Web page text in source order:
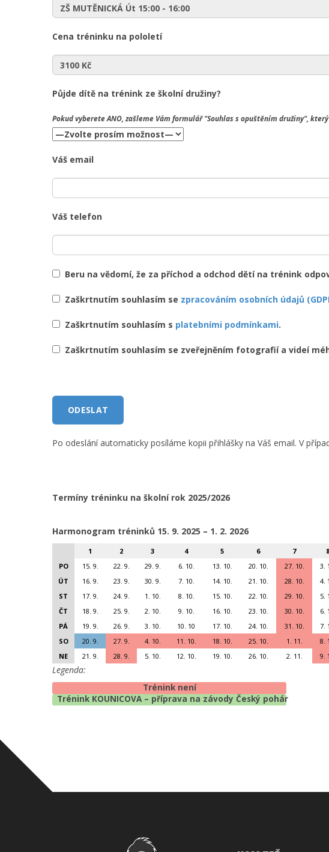
Cena tréninku na pololetí
Půjde dítě na trénink ze školní družiny?
Pokud vybereteANO , zašleme Vám formulář "Souhlas s opuštěním družiny",
Váš email
Váš telefon
Beru na vědomí, že za příchod a odchod dětí na trénink
Zaškrtnutím souhlasím se zpracováním osobních údajů
Zaškrtnutím souhlasím s platebními podmínkami.
Zaškrtnutím souhlasím se zveřejněním fotografií a videí
Po odeslání automaticky posíláme kopii přihlášky na Váš email. V
Termíny tréninku na školní rok 2025/2026
Harmonogram tréninků 15. 9. 2025 – 1. 2. 2026
1 2 3 4 5 6 7 8
PO
15. 9. 22. 9. 29. 9. 6. 10. 13. 10. 20. 10. 27. 10. 3.
ÚT
16. 9. 23. 9. 30. 9. 7. 10. 14. 10. 21. 10. 28. 10. 4.
ST
17. 9. 24. 9. 1. 10. 8. 10. 15. 10. 22. 10. 29. 10. 5.
ČT
18. 9. 25. 9. 2. 10. 9. 10. 16. 10. 23. 10. 30. 10. 6.
PÁ
19. 9. 26. 9. 3. 10. 10. 10 17. 10. 24. 10. 31. 10. 7.
SO
20. 9. 27. 9. 4. 10. 11. 10. 18. 10. 25. 10. 1. 11. 8.
NE
21. 9. 28. 9. 5. 10. 12. 10. 19. 10. 26. 10. 2. 11. 9.
Legenda:
Trénink není
Trénink KOUNICOVA – příprava na závody Český pohár